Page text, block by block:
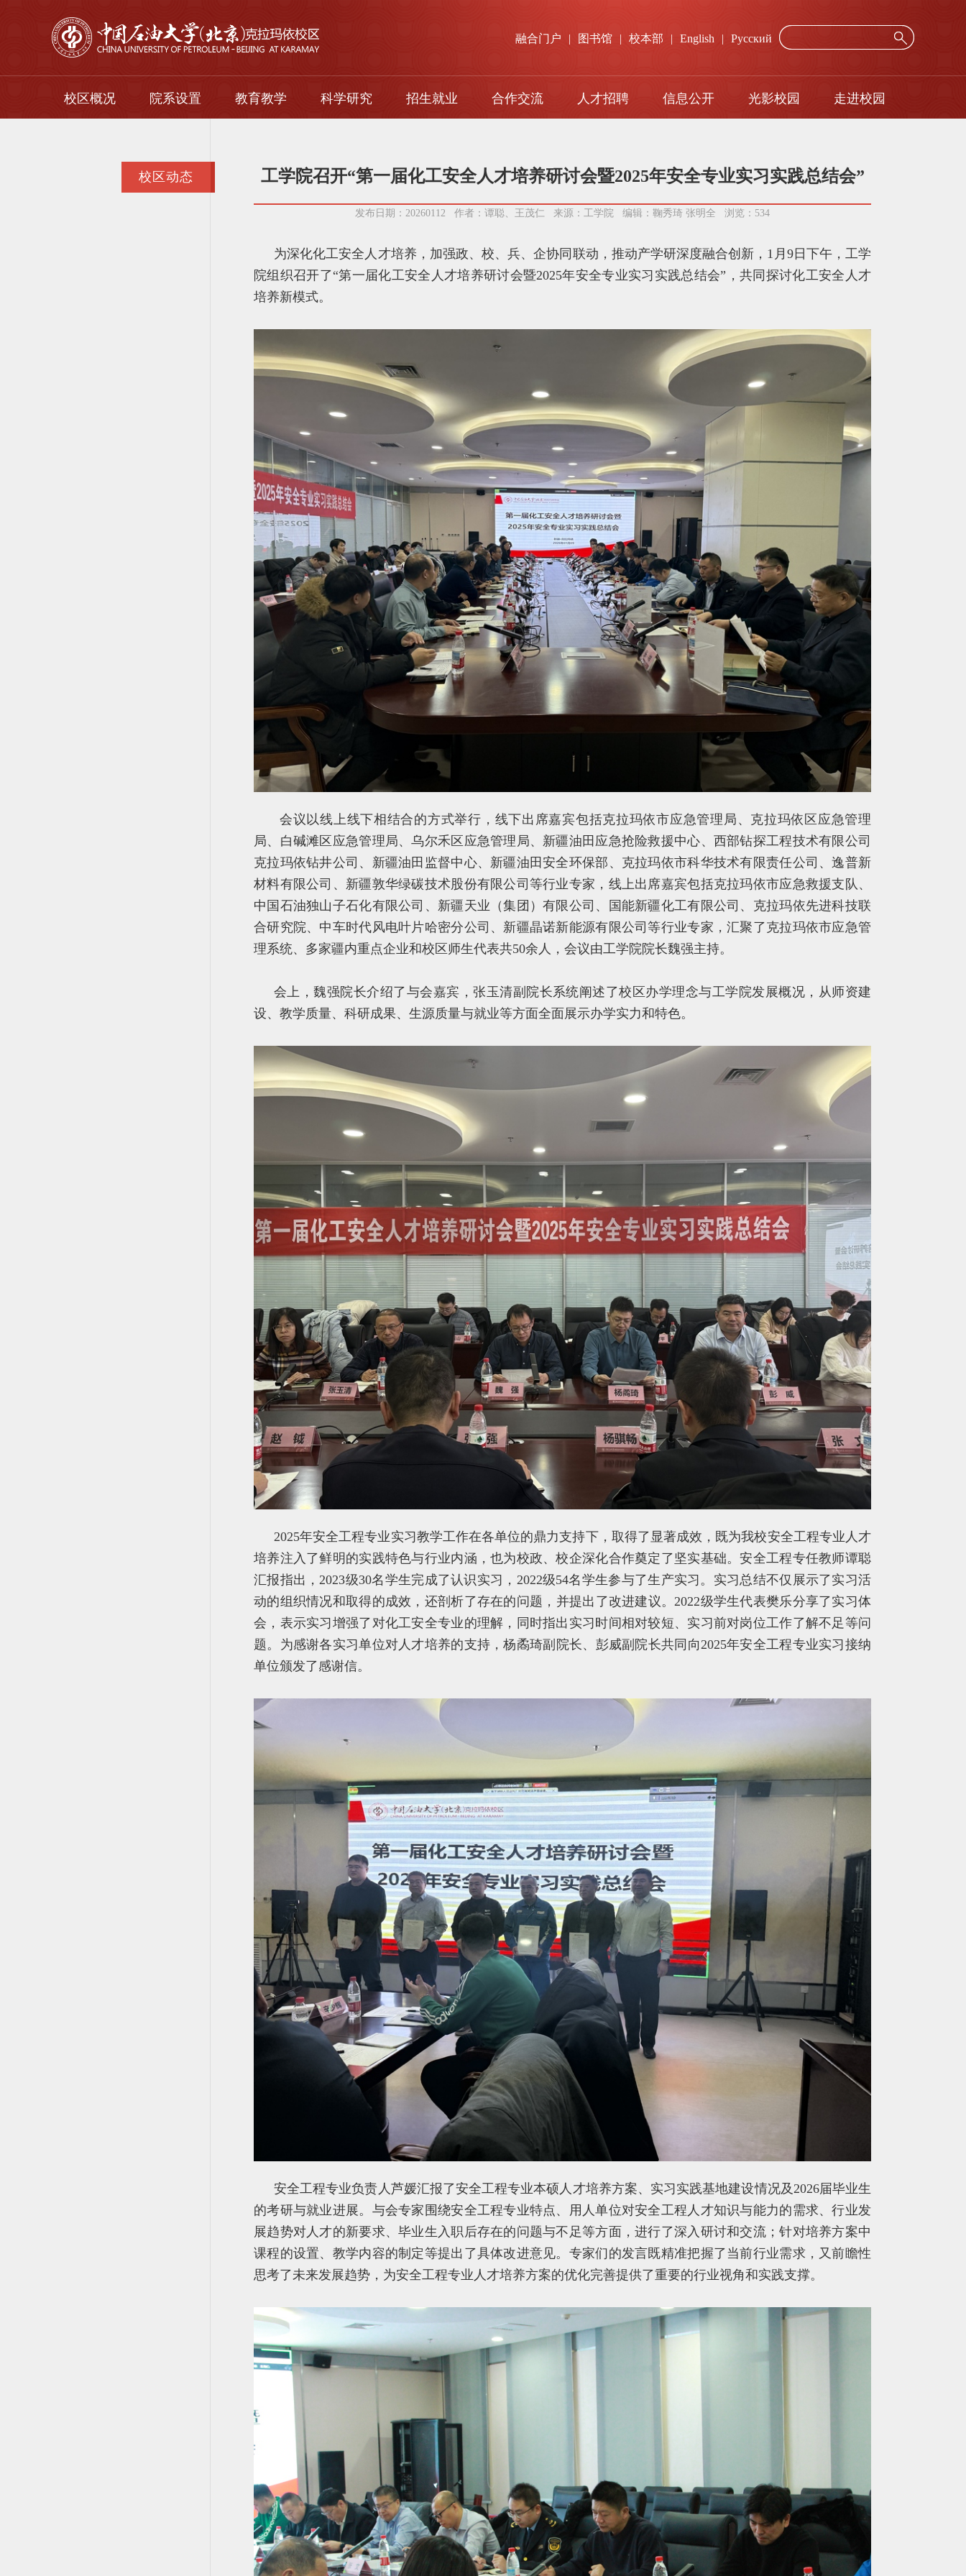
Русский
|
English
|
校本部
|
图书馆
|
融合门户
校区概况 院系设置 教育教学 科学研究 招生就业
成人高等教育
合作交流 人才招聘 信息公开 光影校园 走进校园
校区动态 工学院召开“第一届化工安全人才培养研讨会暨2025年安全专业实习实践总结会”
发布日期：20260112 作者：谭聪、王茂仁 来源：工学院 编辑：鞠秀琦 张明全 浏览： 534
为深化化工安全人才培养，加强政、校、兵、企协同联动，推动产学研深度融合创新，1月9日下午，工学
院组织召开了“第一届化工安全人才培养研讨会暨2025年安全专业实习实践总结会”，共同探讨化工安全人才
培养新模式。
会议以线上线下相结合的方式举行，线下出席嘉宾包括克拉玛依市应急管理局、克拉玛依区应急管理
局、白碱滩区应急管理局、乌尔禾区应急管理局、新疆油田应急抢险救援中心、西部钻探工程技术有限公司
克拉玛依钻井公司、新疆油田监督中心、新疆油田安全环保部、克拉玛依市科华技术有限责任公司、逸普新
材料有限公司、新疆敦华绿碳技术股份有限公司等行业专家，线上出席嘉宾包括克拉玛依市应急救援支队、
中国石油独山子石化有限公司、新疆天业（集团）有限公司、国能新疆化工有限公司、克拉玛依先进科技联
合研究院、中车时代风电叶片哈密分公司、新疆晶诺新能源有限公司等行业专家，汇聚了克拉玛依市应急管
理系统、多家疆内重点企业和校区师生代表共50余人，会议由工学院院长魏强主持。
会上，魏强院长介绍了与会嘉宾，张玉清副院长系统阐述了校区办学理念与工学院发展概况，从师资建
设、教学质量、科研成果、生源质量与就业等方面全面展示办学实力和特色。
2025年安全工程专业实习教学工作在各单位的鼎力支持下，取得了显著成效，既为我校安全工程专业人才
培养注入了鲜明的实践特色与行业内涵，也为校政、校企深化合作奠定了坚实基础。安全工程专任教师谭聪
汇报指出，2023级30名学生完成了认识实习，2022级54名学生参与了生产实习。实习总结不仅展示了实习活
动的组织情况和取得的成效，还剖析了存在的问题，并提出了改进建议。2022级学生代表樊乐分享了实习体
会，表示实习增强了对化工安全专业的理解，同时指出实习时间相对较短、实习前对岗位工作了解不足等问
题。为感谢各实习单位对人才培养的支持，杨矞琦副院长、彭威副院长共同向2025年安全工程专业实习接纳
单位颁发了感谢信。
安全工程专业负责人芦媛汇报了安全工程专业本硕人才培养方案、实习实践基地建设情况及2026届毕业生
的考研与就业进展。与会专家围绕安全工程专业特点、用人单位对安全工程人才知识与能力的需求、行业发
展趋势对人才的新要求、毕业生入职后存在的问题与不足等方面，进行了深入研讨和交流；针对培养方案中
课程的设置、教学内容的制定等提出了具体改进意见。专家们的发言既精准把握了当前行业需求，又前瞻性
思考了未来发展趋势，为安全工程专业人才培养方案的优化完善提供了重要的行业视角和实践支撑。